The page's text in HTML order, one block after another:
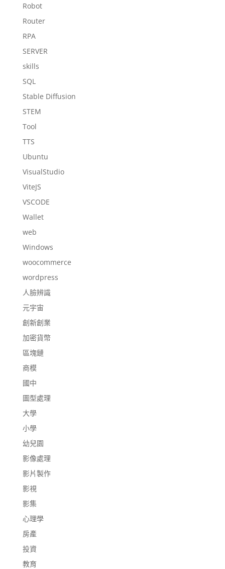
Robot
Router
RPA
SERVER
skills
SQL
Stable Diffusion
STEM
Tool
TTS
Ubuntu
VisualStudio
ViteJS
VSCODE
Wallet
web
Windows
woocommerce
wordpress
人臉辨識
元宇宙
創新創業
加密貨幣
區塊鏈
商模
國中
圖型處理
大學
小學
幼兒園
影像處理
影片製作
影視
影集
心理學
房產
投資
教育